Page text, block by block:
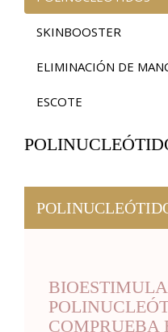
SKINBOOSTER
ELIMINACIÓN DE
ESCOTE
COMPRUEBA